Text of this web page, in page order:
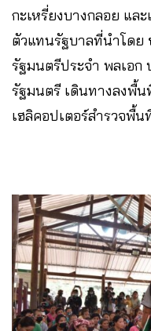
กะเหรี่ยงบางกลอย แล
ตัวแทนรัฐบาลที่นำโดย
รัฐมนตรีประจำ พลเอก
รัฐมนตรี เดินทางลงพื้
เฮลิคอปเตอร์สำรวจพื้